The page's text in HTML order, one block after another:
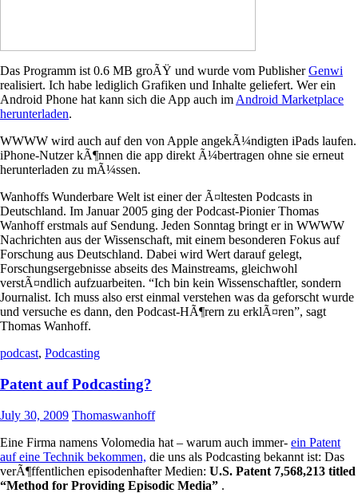
Das Programm ist 0.6 MB groÃŸ und wurde vom PublisherGenwi
realisiert. Ich habe lediglich Grafiken und Inhalte geliefert. Wer ein
Android Phone hat kann sich die App auch im Android Marketplace
herunterladen.
WWWW wird auch auf den von Apple angekÃ¼ndigten iPads laufen.
iPhone-Nutzer kÃ¶nnen die app direkt Ã¼bertragen ohne sie erneut
herunterladen zu mÃ¼ssen.
Wanhoffs Wunderbare Welt ist einer der Ã¤ltesten Podcasts in
Deutschland. Im Januar 2005 ging der Podcast-Pionier Thomas
Wanhoff erstmals auf Sendung. Jeden Sonntag bringt er in WWWW
Nachrichten aus der Wissenschaft, mit einem besonderen Fokus auf
Forschung aus Deutschland. Dabei wird Wert darauf gelegt,
Forschungsergebnisse abseits des Mainstreams, gleichwohl
verstÃ¤ndlich aufzuarbeiten. “Ich bin kein Wissenschaftler, sondern
Journalist. Ich muss also erst einmal verstehen was da geforscht wurde
und versuche es dann, den Podcast-HÃ¶rern zu erklÃ¤ren”, sagt
Thomas Wanhoff.
podcast, Podcasting
Patent auf Podcasting?
July 30, 2009 Thomaswanhoff
Eine Firma namens Volomedia hat – warum auch immer- ein Patent
auf eine Technik bekommen, die uns als Podcasting bekannt ist: Das
verÃ¶ffentlichen episodenhafter Medien: U.S. Patent 7,568,213 titled
“Method for Providing Episodic Media” .